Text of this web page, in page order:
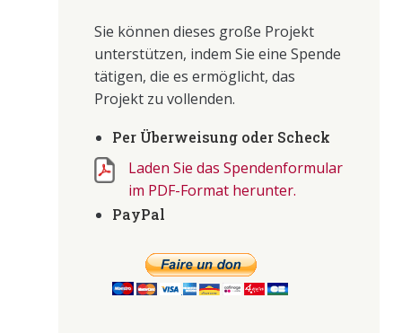
Sie können dieses große Projekt
unterstützen, indem Sie eine Spende
tätigen, die es ermöglicht, das
Projekt zu vollenden.
Per Überweisung oder Scheck
Laden Sie das Spendenformular
im PDF-Format herunter.
PayPal